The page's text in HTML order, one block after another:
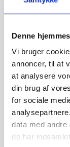
Denne
Vi bruger
annoncer, til at
at analysere
din brug af
for sociale
data med andre
de har
Trolley til
Hendi
Trolley til
HendiMed 4 hjul, 2
bremserPasser til